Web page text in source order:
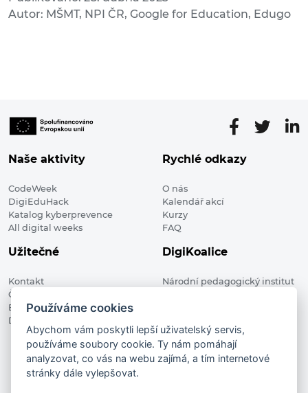
Autor: MŠMT, NPI ČR, Google for Education, Edugo
Naše aktivity
CodeWeek
DigiEduHack
Katalog kyberprevence
All digital weeks
Rychlé odkazy
O nás
Kalendář akcí
Kurzy
FAQ
Užitečné
Kontakt
Členské organizace
Blog
Digitalizace ve vzdělávání
DigiKoalice
Národní pedagogický institut
DigiKoalice 2021. All rights reserved
Vstup do administrace
Používáme cookies
Abychom vám poskytli lepší uživatelský servis,
používáme soubory cookie. Ty nám pomáhají
analyzovat, co vás na webu zajímá, a tím internetové
stránky dále vylepšovat.